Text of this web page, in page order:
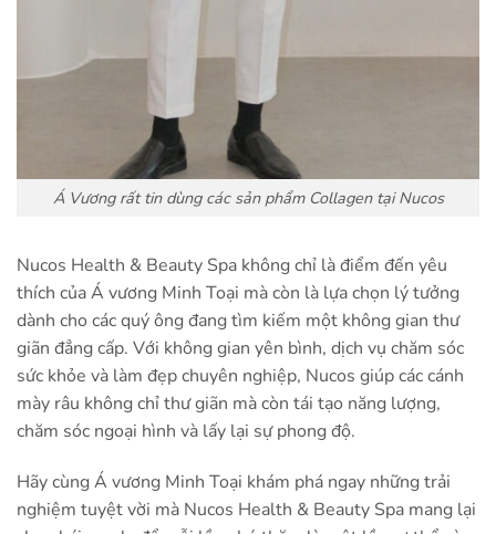
Á Vương rất tin dùng các sản phẩm Collagen tại Nucos
Nucos Health & Beauty Spa không chỉ là điểm đến yêu
thích của Á vương Minh Toại mà còn là lựa chọn lý tưởng
dành cho các quý ông đang tìm kiếm một không gian thư
giãn đẳng cấp. Với không gian yên bình, dịch vụ chăm sóc
sức khỏe và làm đẹp chuyên nghiệp, Nucos giúp các cánh
mày râu không chỉ thư giãn mà còn tái tạo năng lượng,
chăm sóc ngoại hình và lấy lại sự phong độ.
Hãy cùng Á vương Minh Toại khám phá ngay những trải
nghiệm tuyệt vời mà Nucos Health & Beauty Spa mang lại